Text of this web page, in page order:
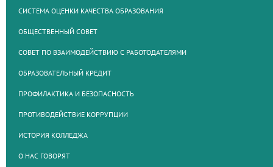
СИСТЕМА ОЦЕНКИ КАЧЕСТВА ОБРАЗОВАНИЯ
ОБЩЕСТВЕННЫЙ СОВЕТ
СОВЕТ ПО ВЗАИМОДЕЙСТВИЮ С РАБОТОДАТЕЛЯМИ
ОБРАЗОВАТЕЛЬНЫЙ КРЕДИТ
ПРОФИЛАКТИКА И БЕЗОПАСНОСТЬ
ПРОТИВОДЕЙСТВИЕ КОРРУПЦИИ
ИСТОРИЯ КОЛЛЕДЖА
О НАС ГОВОРЯТ